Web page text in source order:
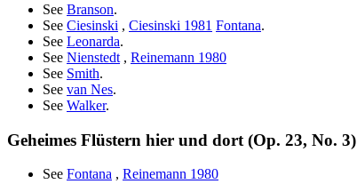
See Branson.
See Ciesinski , Ciesinski 1981 Fontana.
See Leonarda.
See Nienstedt , Reinemann 1980
See Smith.
See van Nes.
See Walker.
Geheimes Flüstern hier und dort (Op. 23, No. 3)
See Fontana , Reinemann 1980